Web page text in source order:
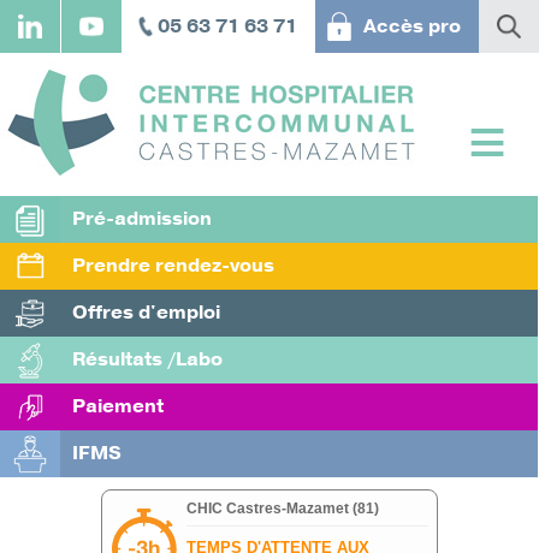
Aller
principal
05 63 71 63 71 Accès pro
Pré-admission
Prendre rendez-vous
Offres d'emploi
Résultats /Labo
Paiement
IFMS